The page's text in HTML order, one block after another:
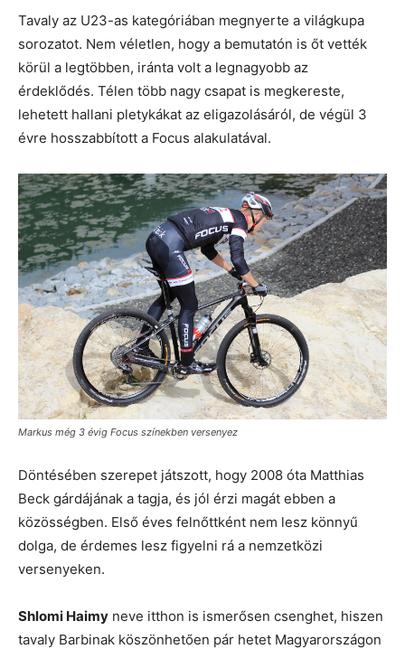
Tavaly az U23-as kategóriában megnyerte a világkupa
sorozatot. Nem véletlen, hogy a bemutatón is őt vették
körül a legtöbben, iránta volt a legnagyobb az
érdeklődés. Télen több nagy csapat is megkereste,
lehetett hallani pletykákat az eligazolásáról, de végül 3
évre hosszabbított a Focus alakulatával.
Markus még 3 évig Focus színekben versenyez
Döntésében szerepet játszott, hogy 2008 óta Matthias
Beck gárdájának a tagja, és jól érzi magát ebben a
közösségben. Első éves felnőttként nem lesz könnyű
dolga, de érdemes lesz figyelni rá a nemzetközi
versenyeken.
Shlomi Haimy neve itthon is ismerősen csenghet, hiszen
tavaly Barbinak köszönhetően pár hetet Magyarországon